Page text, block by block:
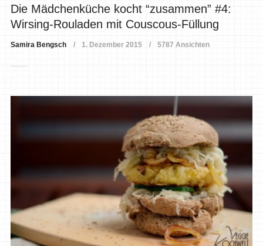
Die Mädchenküche kocht “zusammen” #4:
Wirsing-Rouladen mit Couscous-Füllung
Samira Bengsch 1. Dezember 2015 5787 Ansichten